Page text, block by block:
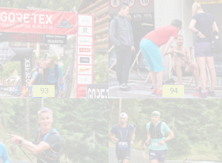
93 94